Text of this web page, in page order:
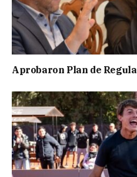
Aprobaron Plan de